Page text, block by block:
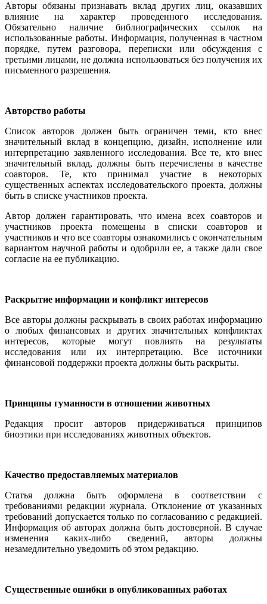
Авторы обязаны признавать вклад других лиц, оказавших
влияние на характер проведенного исследования.
Обязательно наличие библиографических ссылок на
использованные работы. Информация, полученная в частном
порядке, путем разговора, переписки или обсуждения с
третьими лицами, не должна использоваться без получения их
письменного разрешения.
Авторство работы
Список авторов должен быть ограничен теми, кто внес
значительный вклад в концепцию, дизайн, исполнение или
интерпретацию заявленного исследования. Все те, кто внес
значительный вклад, должны быть перечислены в качестве
соавторов. Те, кто принимал участие в некоторых
существенных аспектах исследовательского проекта, должны
быть в списке участников проекта.
Автор должен гарантировать, что имена всех соавторов и
участников проекта помещены в списки соавторов и
участников и что все соавторы ознакомились с окончательным
вариантом научной работы и одобрили ее, а также дали свое
согласие на ее публикацию.
Раскрытие информации и конфликт интересов
Все авторы должны раскрывать в своих работах информацию
о любых финансовых и других значительных конфликтах
интересов, которые могут повлиять на результаты
исследования или их интерпретацию. Все источники
финансовой поддержки проекта должны быть раскрыты.
Принципы гуманности в отношении животных
Редакция просит авторов придерживаться принципов
биоэтики при исследованиях животных объектов.
Качество предоставляемых материалов
Статья должна быть оформлена в соответствии с
требованиями редакции журнала. Отклонение от указанных
требований допускается только по согласованию с редакцией.
Информация об авторах должна быть достоверной. В случае
изменения каких-либо сведений, авторы должны
незамедлительно уведомить об этом редакцию.
Существенные ошибки в опубликованных работах